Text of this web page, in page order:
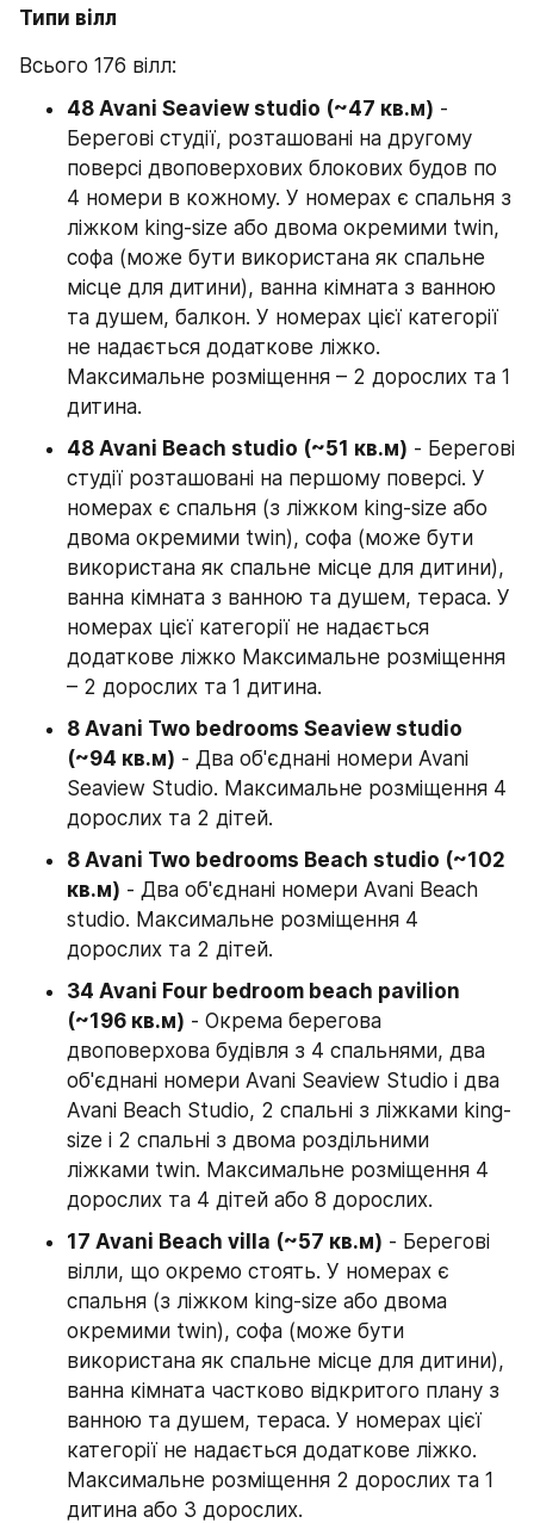
Типи вілл
Всього 176 вілл:
48 Avani Seaview studio (~47 кв.м) -
Берегові студії, розташовані на другому
поверсі двоповерхових блокових будов по
4 номери в кожному. У номерах є спальня з
ліжком king-size або двома окремими twin,
софа (може бути використана як спальне
місце для дитини), ванна кімната з ванною
та душем, балкон. У номерах цієї категорії
не надається додаткове ліжко.
Максимальне розміщення – 2 дорослих та 1
дитина.
48 Avani Beach studio (~51 кв.м) - Берегові
студії розташовані на першому поверсі. У
номерах є спальня (з ліжком king-size або
двома окремими twin), софа (може бути
використана як спальне місце для дитини),
ванна кімната з ванною та душем, тераса. У
номерах цієї категорії не надається
додаткове ліжко Максимальне розміщення
– 2 дорослих та 1 дитина.
8 Avani Two bedrooms Seaview studio
(~94 кв.м) - Два об'єднані номери Avani
Seaview Studio. Максимальне розміщення 4
дорослих та 2 дітей.
8 Avani Two bedrooms Beach studio (~102
кв.м) - Два об'єднані номери Avani Beach
studio. Максимальне розміщення 4
дорослих та 2 дітей.
34 Avani Four bedroom beach pavilion
(~196 кв.м) - Окрема берегова
двоповерхова будівля з 4 спальнями, два
об'єднані номери Avani Seaview Studio і два
Avani Beach Studio, 2 спальні з ліжками king-
size і 2 спальні з двома роздільними
ліжками twin. Максимальне розміщення 4
дорослих та 4 дітей або 8 дорослих.
17 Avani Beach villa (~57 кв.м) - Берегові
вілли, що окремо стоять. У номерах є
спальня (з ліжком king-size або двома
окремими twin), софа (може бути
використана як спальне місце для дитини),
ванна кімната частково відкритого плану з
ванною та душем, тераса. У номерах цієї
категорії не надається додаткове ліжко.
Максимальне розміщення 2 дорослих та 1
дитина або 3 дорослих.